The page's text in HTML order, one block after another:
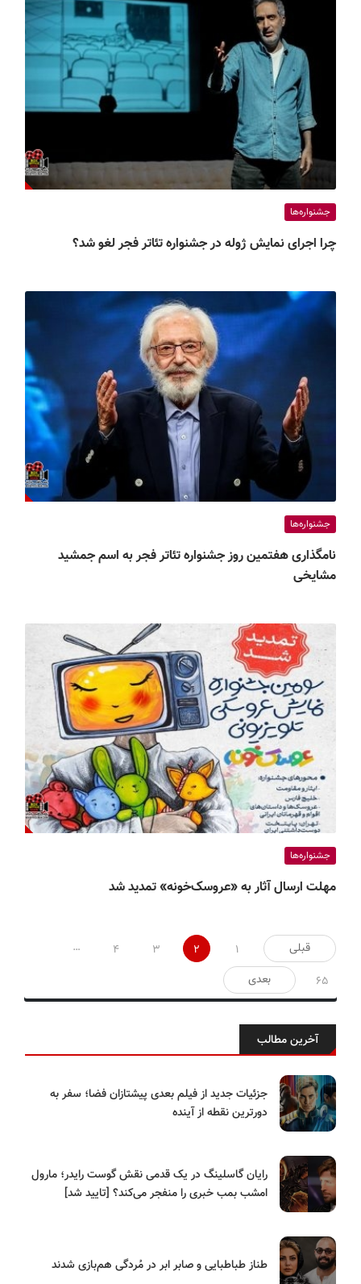
جشنواره‌ها
چرا اجرای نمایش ژوله در جشنواره تئاتر فجر لغو شد؟
جشنواره‌ها
نامگذاری هفتمین روز جشنواره تئاتر فجر به اسم جمشید
مشایخی
جشنواره‌ها
مهلت ارسال آثار به «عروسک‌خونه» تمدید شد
صفحه‌بندی
نوشته‌ها
قبلی 1
2
3
4
…
65
بعدی
آخرین مطالب
جزئیات جدید از فیلم بعدی پیشتازان فضا؛ سفر به
دورترین نقطه از آینده
رایان گاسلینگ در یک قدمی نقش گوست رایدر؛ مارول
امشب بمب خبری را منفجر می‌کند؟ [تایید شد]
طناز طباطبایی و صابر ابر در مُردگی هم‌بازی شدند